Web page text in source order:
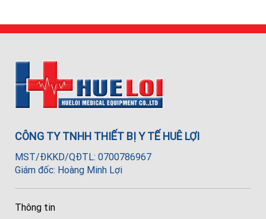
CÔNG TY TNHH THIẾT BỊ Y TẾ HUÊ LỢI
MST/ĐKKD/QĐTL: 0700786967
Giám đốc: Hoàng Minh Lợi
Thông tin